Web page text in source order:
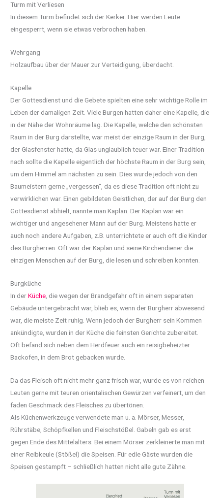
Turm mit Verliesen
In diesem Turm befindet sich der Kerker. Hier werden Leute
eingesperrt, wenn sie etwas verbrochen haben.
Wehrgang
Holzaufbau über der Mauer zur Verteidigung, überdacht.
Kapelle
Der Gottesdienst und die Gebete spielten eine sehr wichtige Rolle im
Leben der damaligen Zeit. Viele Burgen hatten daher eine Kapelle, die
in der Nähe der Wohnräume lag. Die Kapelle, welche den schönsten
Raum in der Burg darstellte, war meist der einzige Raum in der Burg,
der Glasfenster hatte, da Glas unglaublich teuer war. Einer Tradition
nach sollte die Kapelle eigentlich der höchste Raum in der Burg sein,
um dem Himmel am nächsten zu sein. Dies wurde jedoch von den
Baumeistern gerne „vergessen“, da es diese Tradition oft nicht zu
verwirklichen war. Einen gebildeten Geistlichen, der auf der Burg den
Gottesdienst abhielt, nannte man Kaplan. Der Kaplan war ein
wichtiger und angesehener Mann auf der Burg. Meistens hatte er
auch noch andere Aufgaben, z.B. unterrichtete er auch oft die Kinder
des Burgherren. Oft war der Kaplan und seine Kirchendiener die
einzigen Menschen auf der Burg, die lesen und schreiben konnten.
Burgküche
In derKüche , die wegen der Brandgefahr oft in einem separaten
Gebäude untergebracht war, blieb es, wenn der Burgherr abwesend
war, die meiste Zeit ruhig. Wenn jedoch der Burgherr sein Kommen
ankündigte, wurden in der Küche die feinsten Gerichte zubereitet.
Oft befand sich neben dem Herdfeuer auch ein reisigbeheizter
Backofen, in dem Brot gebacken wurde.
Da das Fleisch oft nicht mehr ganz frisch war, wurde es von reichen
Leuten gerne mit teuren orientalischen Gewürzen verfeinert, um den
faden Geschmack des Fleisches zu übertönen.
Als Küchenwerkzeuge verwendete man u. a. Mörser, Messer,
Rührstäbe, Schöpfkellen und Fleischstößel. Gabeln gab es erst
gegen Ende des Mittelalters. Bei einem Mörser zerkleinerte man mit
einer Reibkeule (Stößel) die Speisen. Für edle Gäste wurden die
Speisen gestampft – schließlich hatten nicht alle gute Zähne.